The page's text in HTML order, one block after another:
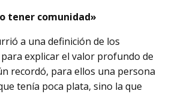
tener comunidad»
a una definición de los
explicar el valor profundo de
recordó, para ellos una persona
tenía poca plata, sino la que